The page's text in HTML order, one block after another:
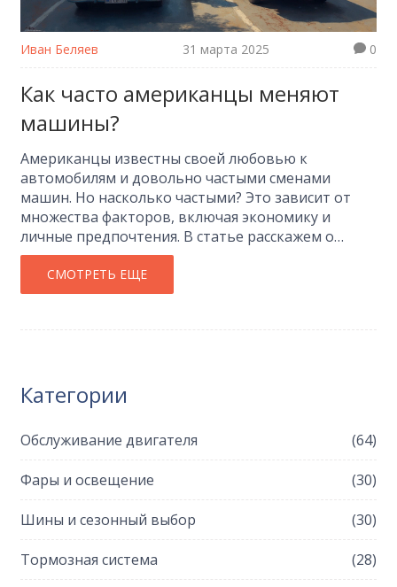
Иван Беляев 31 марта 2025 0
Как часто американцы меняют
машины?
Американцы известны своей любовью к
автомобилям и довольно частыми сменами
машин. Но насколько частыми? Это зависит от
множества факторов, включая экономику и
личные предпочтения. В статье расскажем о
культурных и экономических аспектах, влияющих
на смену автомобиля, а также предложим
несколько практичных советов по продлению
СМОТРЕТЬ ЕЩЕ
Категории
Обслуживание двигателя (64)
Фары и освещение (30)
Шины и сезонный выбор (30)
Тормозная система (28)